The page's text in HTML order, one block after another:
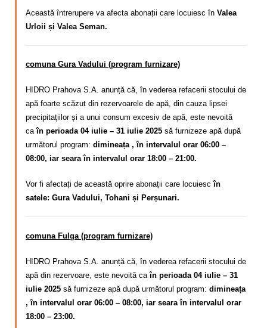
Această întrerupere va afecta abonații care locuiesc în Valea
Urloii și Valea Seman.
comuna Gura Vadului (program furnizare)
HIDRO Prahova S.A. anunță că, în vederea refacerii stocului de
apă foarte scăzut din rezervoarele de apă, din cauza lipsei
precipitațiilor și a unui consum excesiv de apă, este nevoită
caîn perioada 04 iulie – 31 iulie 2025 să furnizeze apă după
următorul program: dimineața , în intervalul orar 06:00 –
08:00, iar seara în intervalul orar 18:00 – 21:00.
Vor fi afectați de această oprire abonații care locuiescîn
satele: Gura Vadului, Tohani și Perșunari.
comuna Fulga (program furnizare)
HIDRO Prahova S.A. anunță că, în vederea refacerii stocului de
apă din rezervoare, este nevoită caîn perioada 04 iulie – 31
iulie 2025 să furnizeze apă după următorul program: dimineața
, în intervalul orar 06:00 – 08:00, iar seara în intervalul orar
18:00 – 23:00.